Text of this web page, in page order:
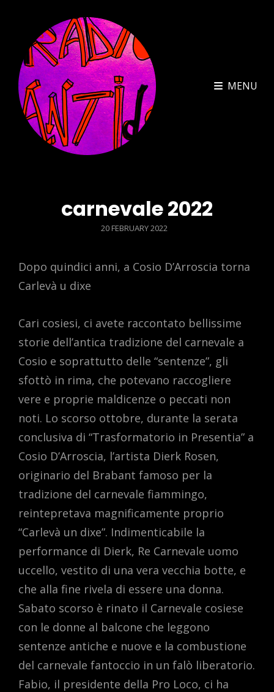
MENU
carnevale 2022
POSTED
20 FEBRUARY 2022
Dopo quindici anni, a Cosio D’Arroscia torna
Carlevà u dixe
Cari cosiesi, ci avete raccontato bellissime
storie dell’antica tradizione del carnevale a
Cosio e soprattutto delle “sentenze”, gli
sfottò in rima, che potevano raccogliere
vere e proprie maldicenze o peccati non
noti. Lo scorso ottobre, durante la serata
conclusiva di “Trasformatorio in Presentia” a
Cosio D’Arroscia, l’artista Dierk Rosen,
originario del Brabant famoso per la
tradizione del carnevale fiammingo,
reintepretava magnificamente proprio
“Carlevà un dixe”. Indimenticabile la
performance di Dierk, Re Carnevale uomo
uccello, vestito di una vera vecchia botte, e
che alla fine rivela di essere una donna.
Sabato scorso è rinato il Carnevale cosiese
con le donne al balcone che leggono
sentenze antiche e nuove e la combustione
del carnevale fantoccio in un falò liberatorio.
Fabio, il presidente della Pro Loco, ci ha